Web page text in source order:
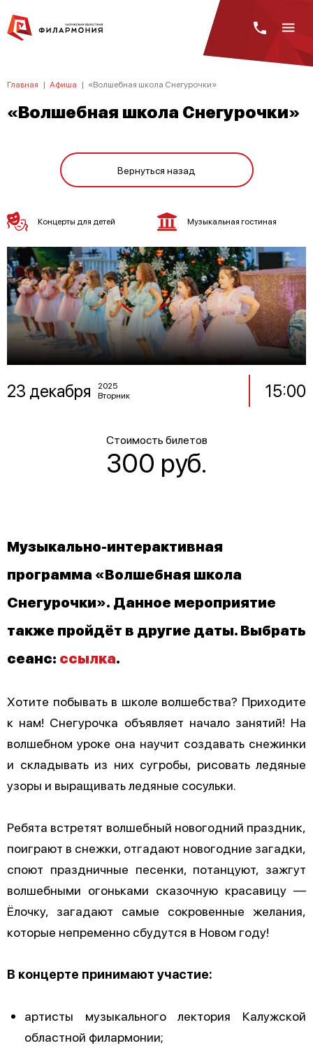
Главная | Афиша | «Волшебная школа Снегурочки»
«Волшебная школа Снегурочки»
Вернуться назад
23 декабря
2025
Вторник
15:00
Стоимость билетов
300 руб.
Концерты для детей Музыкальная гостиная
Музыкально-интерактивная
программа «Волшебная школа
Снегурочки». Данное мероприятие
также пройдёт в другие даты. Выбрать
сеанс: ссылка.
Хотите побывать в школе волшебства? Приходите
к нам! Снегурочка объявляет начало занятий! На
волшебном уроке она научит создавать снежинки
и складывать из них сугробы, рисовать ледяные
узоры и выращивать ледяные сосульки.
Ребята встретят волшебный новогодний праздник,
поиграют в снежки, отгадают новогодние загадки,
споют праздничные песенки, потанцуют, зажгут
волшебными огоньками сказочную красавицу —
Ёлочку, загадают самые сокровенные желания,
которые непременно сбудутся в Новом году!
В концерте принимают участие:
артисты музыкального лектория Калужской
областной филармонии;